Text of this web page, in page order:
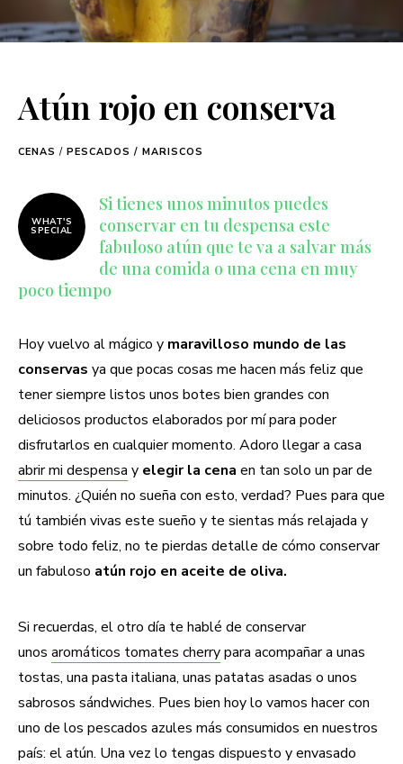
Atún rojo en conserva
CENAS / PESCADOS / MARISCOS
WHAT'S
SPECIAL
Si tienes unos minutos puedes
conservar en tu despensa este
fabuloso atún que te va a salvar más
de una comida o una cena en muy
poco tiempo
Hoy vuelvo al mágico y maravilloso mundo de las
conservas ya que pocas cosas me hacen más feliz que
tener siempre listos unos botes bien grandes con
deliciosos productos elaborados por mí para poder
disfrutarlos en cualquier momento. Adoro llegar a casa
abrir mi despensa y elegir la cena en tan solo un par de
minutos. ¿Quién no sueña con esto, verdad? Pues para que
tú también vivas este sueño y te sientas más relajada y
sobre todo feliz, no te pierdas detalle de cómo conservar
un fabuloso atún rojo en aceite de oliva.
Si recuerdas, el otro día te hablé de conservar
unos aromáticos tomates cherrypara acompañar a unas
tostas, una pasta italiana, unas patatas asadas o unos
sabrosos sándwiches. Pues bien hoy lo vamos hacer con
uno de los pescados azules más consumidos en nuestros
país: el atún. Una vez lo tengas dispuesto y envasado